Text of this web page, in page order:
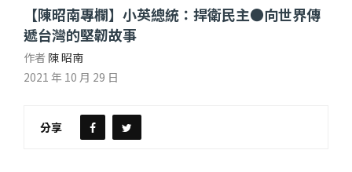
【陳昭南專欄】小英總統：捍衛民主●向世界傳
遞台灣的堅韌故事
作者 陳 昭南
2021 年 10 月 29 日
分享